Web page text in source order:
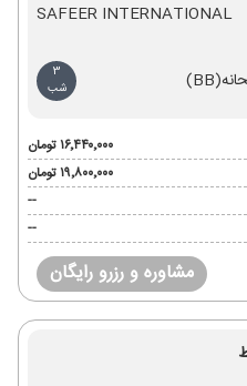
SAFEER INTERNATIONAL
(BB)
3
شب
۱۶٬۴۴۰٬۰۰۰ تومان
۱۹٬۸۰۰٬۰۰۰ تومان
--
--
مشاوره و رزرو رایگان